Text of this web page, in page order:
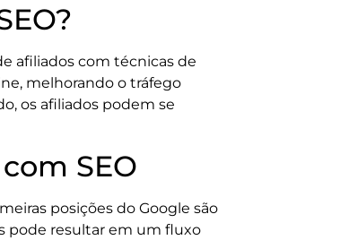
afiliados com técnicas de
melhorando o tráfego
os afiliados podem se
SEO
posições do Google são
pode resultar em um fluxo